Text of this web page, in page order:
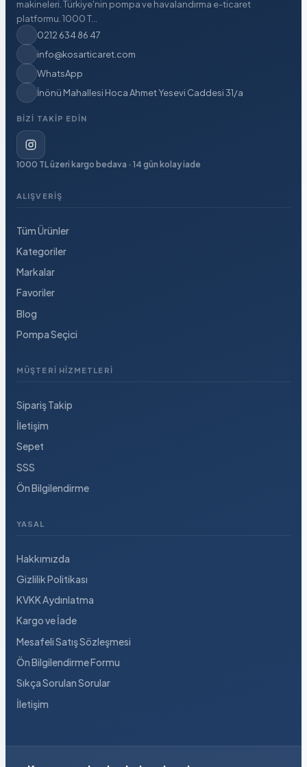
makineleri. Türkiye'nin pompa ve havalandırma e-ticaret
platformu. 1000 T...
0212 634 86 47
info@kosarticaret.com
WhatsApp
İnönü Mahallesi Hoca Ahmet Yesevi Caddesi 31/a
BIZI TAKIP EDIN
1000 TL üzeri kargo bedava · 14 gün kolay iade
ALIŞVERIŞ
Tüm Ürünler
Kategoriler
Markalar
Favoriler
Blog
Pompa Seçici
MÜŞTERI HIZMETLERI
Sipariş Takip
İletişim
Sepet
SSS
Ön Bilgilendirme
YASAL
Hakkımızda
Gizlilik Politikası
KVKK Aydınlatma
Kargo ve İade
Mesafeli Satış Sözleşmesi
Ön Bilgilendirme Formu
Sıkça Sorulan Sorular
İletişim